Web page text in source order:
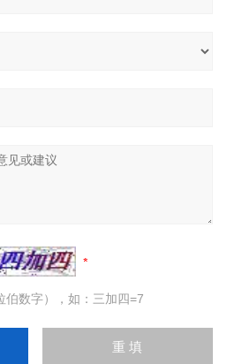
伯数字），如：三加四=7